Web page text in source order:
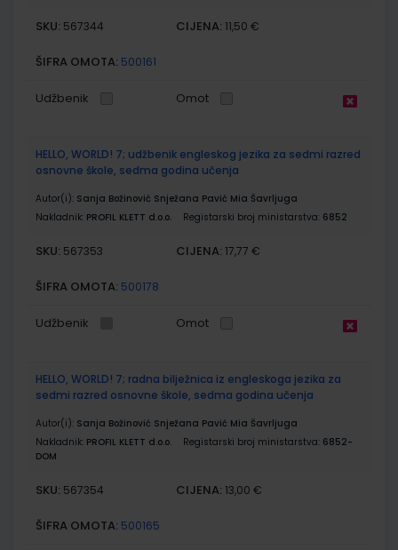
SKU: 567344 CIJENA: 11,50 €
ŠIFRA OMOTA: 500161
Udžbenik Omot
HELLO, WORLD! 7; udžbenik engleskog jezika za sedmi razred
osnovne škole, sedma godina učenja
Autor(i): Sanja Božinović Snježana Pavić Mia Šavrljuga
Nakladnik: PROFIL KLETT d.o.o. Registarski broj ministarstva: 6852
SKU: 567353 CIJENA: 17,77 €
ŠIFRA OMOTA: 500178
Udžbenik Omot
HELLO, WORLD! 7; radna bilježnica iz engleskoga jezika za
sedmi razred osnovne škole, sedma godina učenja
Autor(i): Sanja Božinović Snježana Pavić Mia Šavrljuga
Nakladnik: PROFIL KLETT d.o.o. Registarski broj ministarstva: 6852-
DOM
SKU: 567354 CIJENA: 13,00 €
ŠIFRA OMOTA: 500165